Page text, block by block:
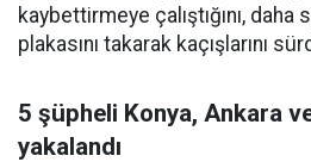
kaybettirmeye çalıştığını,
plakasını takarak kaçışlarını
5 şüpheli Konya, Ankara
yakalandı